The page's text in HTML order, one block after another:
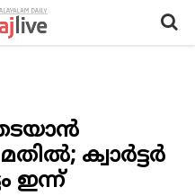
ക്വാർട്ടർ
ഇന്ന്